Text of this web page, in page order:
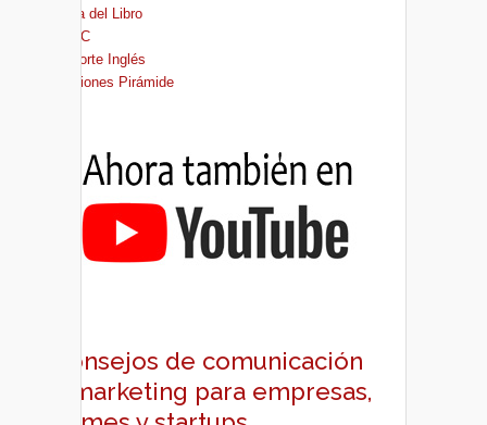
Casa del Libro
FNAC
El Corte Inglés
Ediciones Pirámide
Consejos de comunicación
y marketing para empresas,